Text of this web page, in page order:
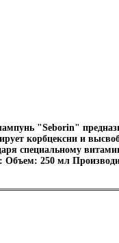
"Seborin"
корбцексни и
специальному
Объем: 250 мл